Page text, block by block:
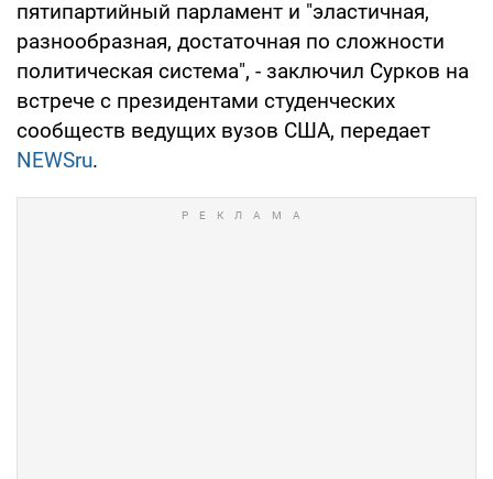
пятипартийный парламент и "эластичная,
разнообразная, достаточная по сложности
политическая система", - заключил Сурков на
встрече с президентами студенческих
сообществ ведущих вузов США, передает
NEWSru.